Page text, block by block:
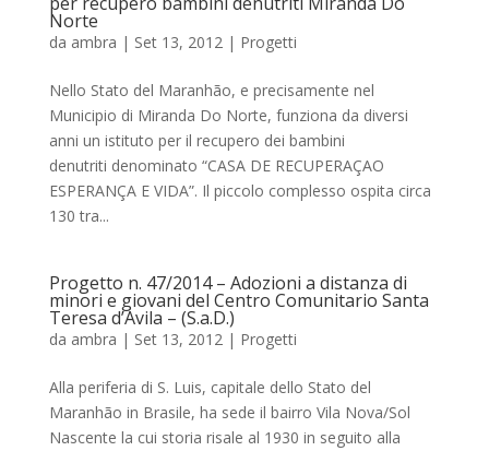
Norte
da ambra | Set 13, 2012| Progetti
Nello Stato del Maranhão, e precisamente nel
Municipio di Miranda Do Norte, funziona da diversi
anni un istituto per il recupero dei bambini
denutriti denominato “CASA DE RECUPERAÇAO
ESPERANÇA E VIDA”. Il piccolo complesso ospita circa
130 tra...
Progetto n. 47/2014 – Adozioni a distanza di
minori e giovani del Centro Comunitario Santa
Teresa d’Avila – (S.a.D.)
da ambra | Set 13, 2012| Progetti
Alla periferia di S. Luis, capitale dello Stato del
Maranhão in Brasile, ha sede il bairro Vila Nova/Sol
Nascente la cui storia risale al 1930 in seguito alla